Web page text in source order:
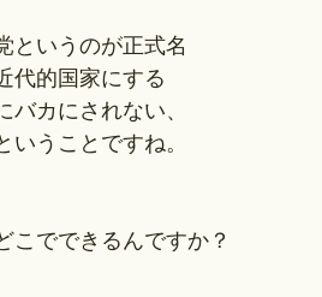
というのが正式名
代的国家にする
バカにされない、
うことですね。
こでできるんですか？